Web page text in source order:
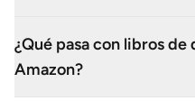
¿Qué pasa con libros
Amazon?